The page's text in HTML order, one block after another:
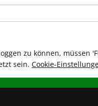
zu können, müssen
sein. Cookie-